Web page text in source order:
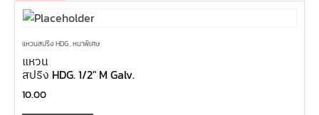
แหวนสปริง HDG , หนาพิเศษ
แหวน
สปริง HDG. 1/2″ M Galv.
10.00